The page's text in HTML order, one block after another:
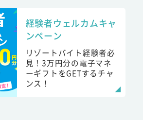
経験者ウェルカムキャ
ンペーン
リゾートバイト経験者必
見！3万円分の電子マネ
ーギフトをGETするチャ
ンス！